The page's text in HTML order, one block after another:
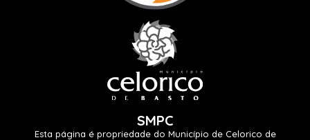
SMPC
Esta página é propriedade do Município de Celorico de